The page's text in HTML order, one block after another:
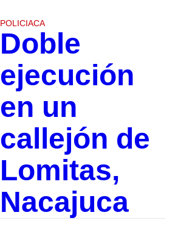
POLICIACA
Doble
ejecución
en un
callejón de
Lomitas,
Nacajuca